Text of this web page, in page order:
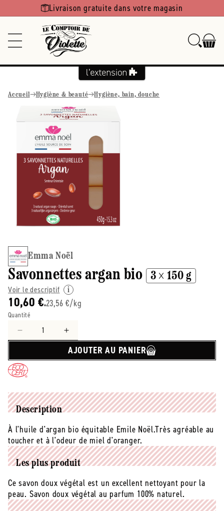
Ignorer et
passer au Livraison gratuite dans votre magasin
Accueil Hygiène & beauté Hygiène, bain, douche
informations
produits
Emma Noël
Savonnettes argan bio 3 × 150 g
Voir le descriptif
10,60 €23,56 €/kg
Quantité
Réduire
de
Emma
-
-
argan
bio
-
3
150
g
Augmenter
la
quantité
-
-
argan
bio
-
3
150
g
AJOUTER AU PANIER
Description
À l'huile d'argan bio équitable Emile Noël.Très agréable au
toucher et à l'odeur de miel d'oranger.
Les plus produit
Ce savon doux végétal est un excellent nettoyant pour la
peau. Savon doux végétal au parfum 100% naturel.